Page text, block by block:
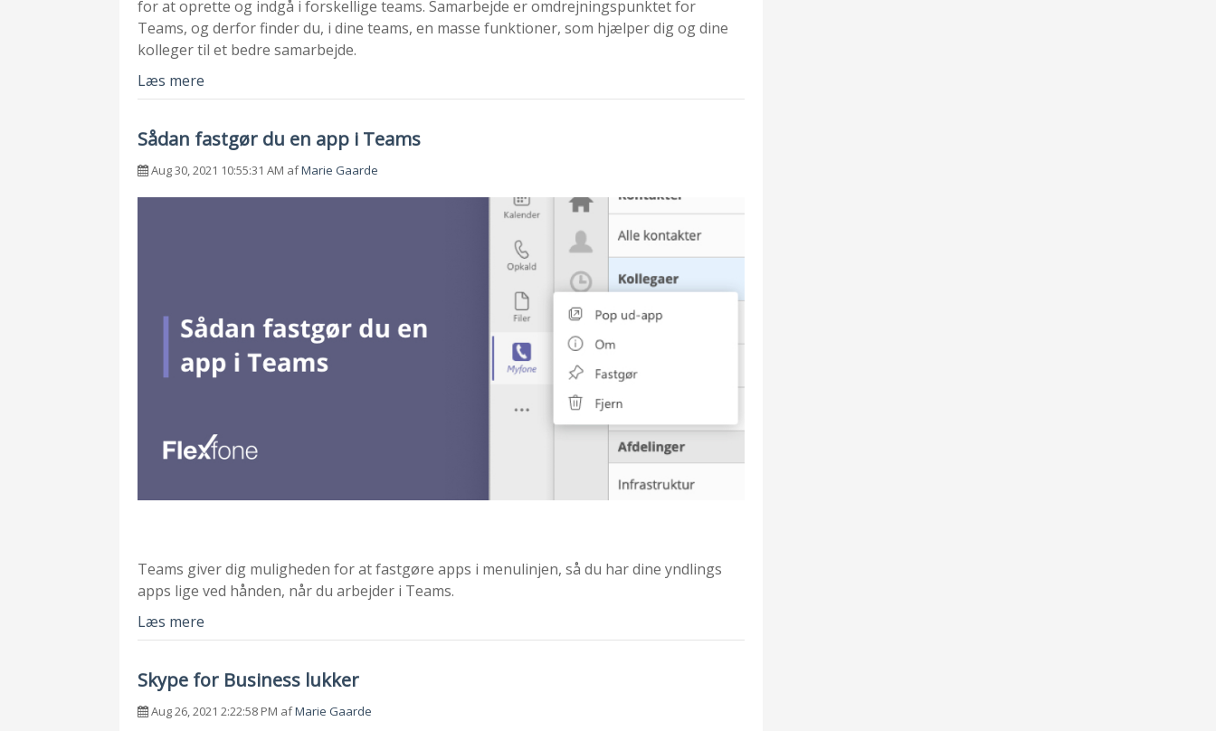
for at oprette og indgå i forskellige teams. Samarbejde er omdrejningspunktet for
Teams, og derfor finder du, i dine teams, en masse funktioner, som hjælper dig og dine
kolleger til et bedre samarbejde.
Læs mere
Sådan fastgør du en app i Teams
Aug 30, 2021 10:55:31 AM afMarie Gaarde
Teams giver dig muligheden for at fastgøre apps i menulinjen, så du har dine yndlings
apps lige ved hånden, når du arbejder i Teams.
Læs mere
Skype for Business lukker
Aug 26, 2021 2:22:58 PM afMarie Gaarde